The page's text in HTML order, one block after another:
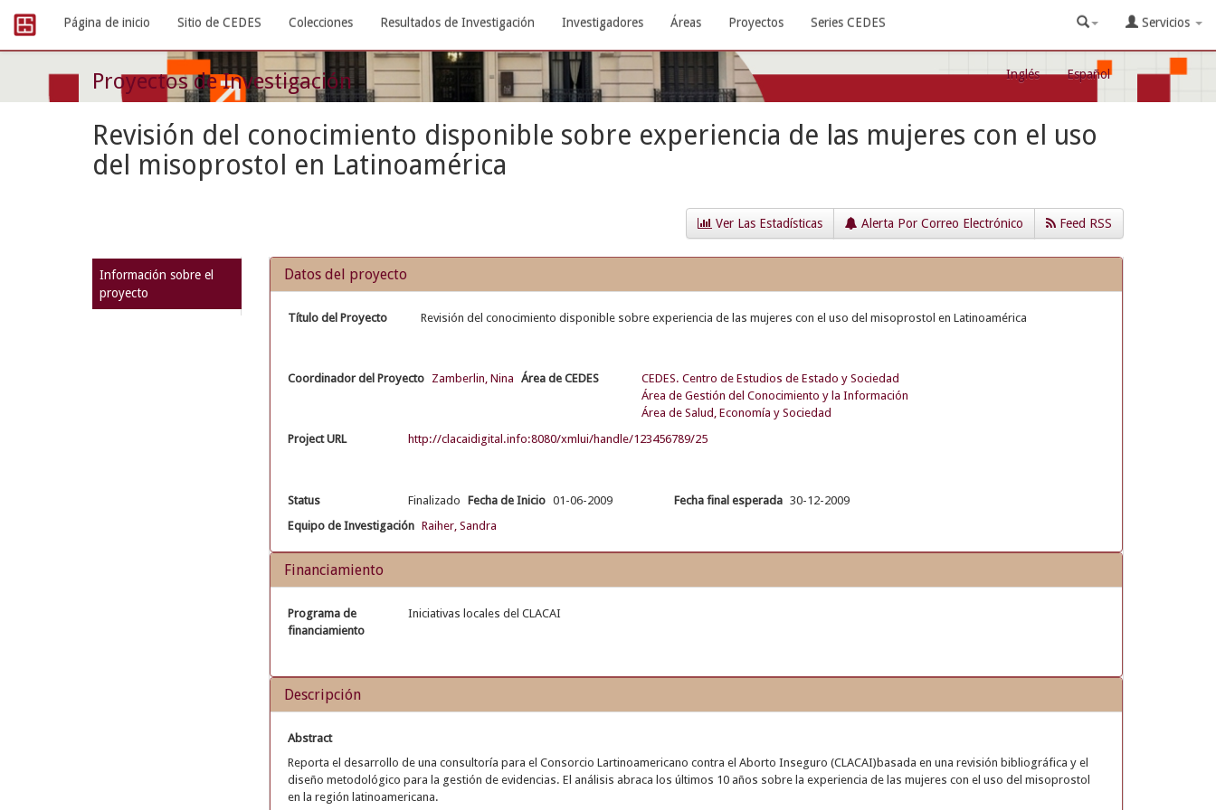
navigation
Página de inicio Sitio de CEDES Colecciones Resultados de Investigación Investigadores Áreas Proyectos Series CEDES Servicios
Proyectos de Investigación Inglés Español
Revisión del conocimiento disponible sobre experiencia de las mujeres con el uso
del misoprostol en Latinoamérica
Ver Las Estadísticas Alerta Por Correo Electrónico Feed RSS
Información sobre el
proyecto
Datos del proyecto
Título del Proyecto Revisión del conocimiento disponible sobre experiencia de las mujeres con el uso del misoprostol en Latinoamérica
Coordinador del Proyecto Zamberlin, Nina Área de CEDES
CEDES. Centro de Estudios de Estado y Sociedad
Área de Gestión del Conocimiento y la Información
Área de Salud, Economía y Sociedad
Project URL
http://clacaidigital.info:8080/xmlui/handle/123456789/25
Status Finalizado Fecha de Inicio 01-06-2009 Fecha final esperada 30-12-2009
Equipo de Investigación Raiher, Sandra
Financiamiento
Programa de
financiamiento
Iniciativas locales del CLACAI
Descripción
Abstract
Reporta el desarrollo de una consultoría para el Consorcio Lartinoamericano contra el Aborto Inseguro (CLACAI)basada en una revisión bibliográfica y el
diseño metodológico para la gestión de evidencias. El análisis abraca los últimos 10 años sobre la experiencia de las mujeres con el uso del misoprostol
en la región latinoamericana.